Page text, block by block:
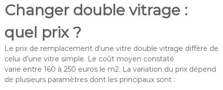
Changer double vitrage :
quel prix ?
Le prix de remplacement d’une vitre double vitrage diffère de
celui d’une vitre simple. Le coût moyen constaté
varie entre 160 à 250 euros le m2. La variation du prix dépend
de plusieurs paramètres dont les principaux sont :